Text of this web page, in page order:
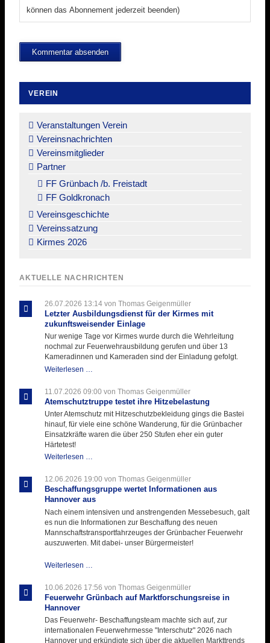
können das Abonnement jederzeit beenden)
Kommentar absenden
VEREIN
überspringen
Veranstaltungen Verein
Vereinsnachrichten
Vereinsmitglieder
Partner
FF Grünbach /b. Freistadt
FF Goldkronach
Vereinsgeschichte
Vereinssatzung
Kirmes 2026
AKTUELLE NACHRICHTEN
26.07.2026 13:14von Thomas Geigenmüller
Letzter Ausbildungsdienst für der Kirmes mit
zukunftsweisender Einlage
Nur wenige Tage vor Kirmes wurde durch die Wehrleitung
nochmal zur Feuerwehrausbildung gerufen und über 13
Kameradinnen und Kameraden sind der Einladung gefolgt.
Weiterlesen …
für
der
Kirmes
mit
zukunftsweisender
11.07.2026 09:00 von Thomas Geigenmüller
Atemschutztruppe testet ihre Hitzebelastung
Unter Atemschutz mit Hitzeschutzbekleidung gings die Bastei
hinauf, für viele eine schöne Wanderung, für die Grünbacher
Einsatzkräfte waren die über 250 Stufen eher ein guter
Härtetest!
Weiterlesen …
ihre
Hitzebelastung
12.06.2026 19:00 von Thomas Geigenmüller
Beschaffungsgruppe wertet Informationen aus
Hannover aus
Nach einem intensiven und anstrengenden Messebesuch, galt
es nun die Informationen zur Beschaffung des neuen
Mannschaftstransportfahrzeuges der Grünbacher Feuerwehr
auszuwerten. Mit dabei- unser Bürgermeister!
Weiterlesen …
Informationen
aus
aus
10.06.2026 17:56 von Thomas Geigenmüller
Feuerwehr Grünbach auf Marktforschungsreise in
Hannover
Das Feuerwehr- Beschaffungsteam machte sich auf, zur
internationalen Feuerwehrmesse "Interschutz" 2026 nach
Hannover und erkündigte sich über die aktuellen Markttrends